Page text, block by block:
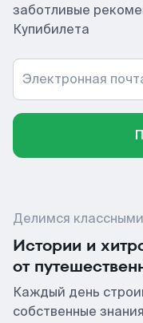
заботливые
Купибилета
Электронная
Делимся
Истории и
от
Каждый день
собственные